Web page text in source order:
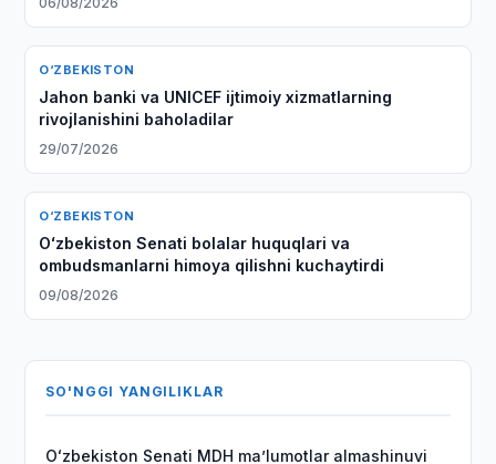
O‘ZBEKISTON
Jahon banki va UNICEF ijtimoiy xizmatlarning
rivojlanishini baholadilar
29/07/2026
O‘ZBEKISTON
Oʻzbekiston Senati bolalar huquqlari va
ombudsmanlarni himoya qilishni kuchaytirdi
09/08/2026
SO'NGGI YANGILIKLAR
Oʻzbekiston Senati MDH maʼlumotlar almashinuvi